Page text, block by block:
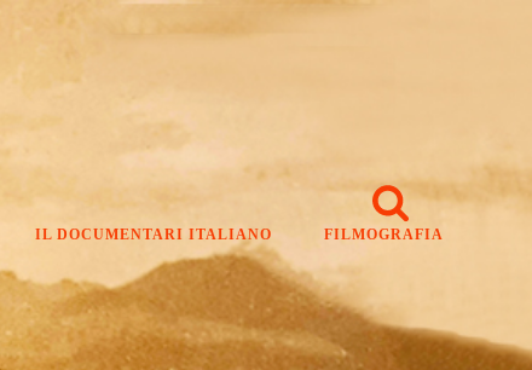
IL DOCUMENTARI ITALIANO FILMOGRAFIA